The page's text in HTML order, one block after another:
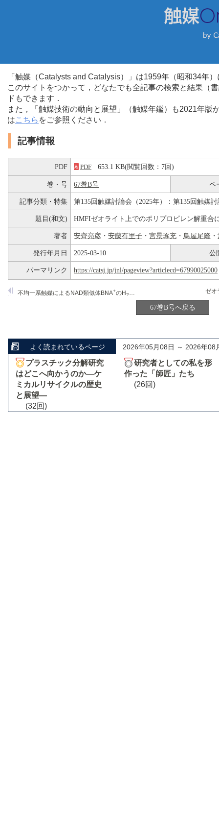
「触媒（Catalysts and Catalysis）」は1959年（昭和34年
このサイトをつかって，どなたでも全記事の検索と結果（
ドもできます．
また，「触媒技術の動向と展望」（触媒年鑑）も2021年
はこちら をご参照ください．
記事情報
PDF PDF 653.1 KB(閲覧回数：7回)
巻・号 67巻B号 ペ
記事分類・特集 第135回触媒討論会（2025年）：第135回触媒
題目(和文) HMFIゼオライト上でのポリプロピレン解重合
著者 安齊亮彦 ・ 安藤有里子 ・ 宮景琢充 ・ 鳥屋尾隆 ・
発行年月日 2025-03-10 公
パーマリンク https://catsj.jp/jnl/pageview?articlecd=67990025000
不均一系触媒によるNAD類似体BNA+のH2還元反応
67巻B号へ戻る
よく読まれているページ 2026年05月08日 ～ 2026年08
プラスチック分解研究
はどこへ向かうのか―ケ
ミカルリサイクルの歴史
と展望―
(32回)
研究者としての私を形
作った「師匠」たち
(26回)